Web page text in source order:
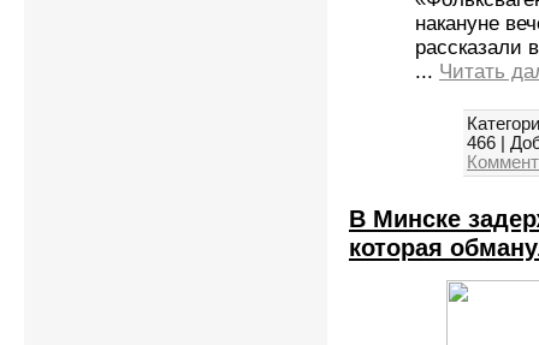
накануне
рассказали
... Читать
466
В Минске
которая